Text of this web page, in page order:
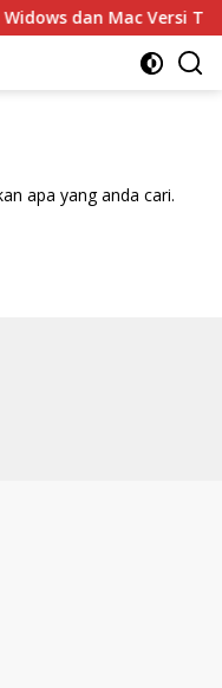
dan Mac Versi
apa yang anda cari.